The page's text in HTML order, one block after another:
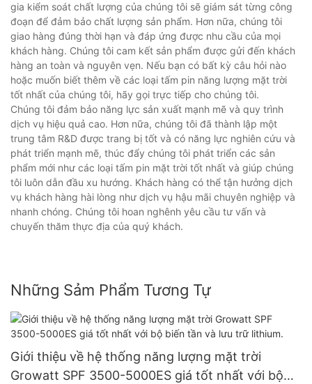
gia kiểm soát chất lượng của chúng tôi sẽ giám sát từng công
đoạn để đảm bảo chất lượng sản phẩm. Hơn nữa, chúng tôi
giao hàng đúng thời hạn và đáp ứng được nhu cầu của mọi
khách hàng. Chúng tôi cam kết sản phẩm được gửi đến khách
hàng an toàn và nguyên vẹn. Nếu bạn có bất kỳ câu hỏi nào
hoặc muốn biết thêm về các loại tấm pin năng lượng mặt trời
tốt nhất của chúng tôi, hãy gọi trực tiếp cho chúng tôi.
Chúng tôi đảm bảo năng lực sản xuất mạnh mẽ và quy trình
dịch vụ hiệu quả cao. Hơn nữa, chúng tôi đã thành lập một
trung tâm R&D được trang bị tốt và có năng lực nghiên cứu và
phát triển mạnh mẽ, thúc đẩy chúng tôi phát triển các sản
phẩm mới như các loại tấm pin mặt trời tốt nhất và giúp chúng
tôi luôn dẫn đầu xu hướng. Khách hàng có thể tận hưởng dịch
vụ khách hàng hài lòng như dịch vụ hậu mãi chuyên nghiệp và
nhanh chóng. Chúng tôi hoan nghênh yêu cầu tư vấn và
chuyến thăm thực địa của quý khách.
Những Sảm Phẩm Tương Tự
Giới thiệu về hệ thống năng lượng mặt trời
Growatt SPF 3500-5000ES giá tốt nhất với bộ